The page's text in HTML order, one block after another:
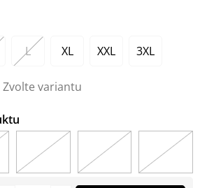
L XL XXL 3XL
Zvolte variantu